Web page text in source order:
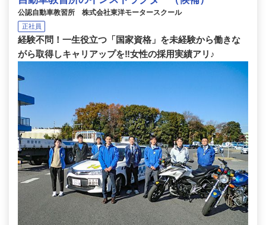
公認自動車教習所 株式会社東洋モータースクール
正社員
経験不問！一生役立つ「国家資格」を未経験から働きな
がら取得しキャリアップを‼女性の採用実績アリ♪